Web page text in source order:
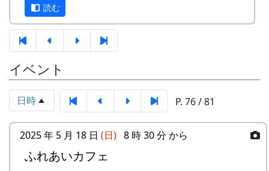
募集
期間
応募
方法
下記フォームから応募してください
応募
点数
一人3点までとします。一点ずつ別々
に応募してください
応募
の要
日本国内の棚田地域を対象としたもの
で、2021年4月1日以降に撮影され、未
発表のもの
2024-09-08 ふれあいカフェ
2024-10-13 ふれあいカフェ
2024-10-20 棚田収穫祭 2024
スタンプの台帳 = まるごとガイド
ンプ台帳として使います。
「棚田の里 岩座神」は 69 ページ、No. 173 で
す。
スタンプラリー
て、現地である岩座神において調査報告会が開催
されます。
あわせて、2023年に岩座神の棚田について農業の
研究発表も行なわれます。
京都府立大学歴史学科文化遺産調査報
告会
『岩座神の歴史と文化』
日時・場所
読む
イベント
日時 P. 76 / 81
2025 年 5 月 18 日 (日) 8 時 30 分 から
ふれあいカフェ